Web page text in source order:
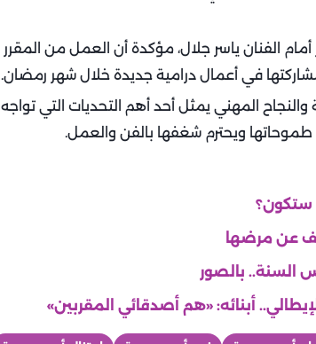
الفنان ياسر جلال، مؤكدة أن العمل من المقرر
في أعمال درامية جديدة خلال شهر رمضان.
والنجاح المهني يمثل أحد أهم التحديات التي تواجه
طموحاتها ويحترم شغفها بالفن والعمل.
ستكون؟
عن مرضها
السنة.. بالصور
أبنائه: «هم أصدقائي المقربين»